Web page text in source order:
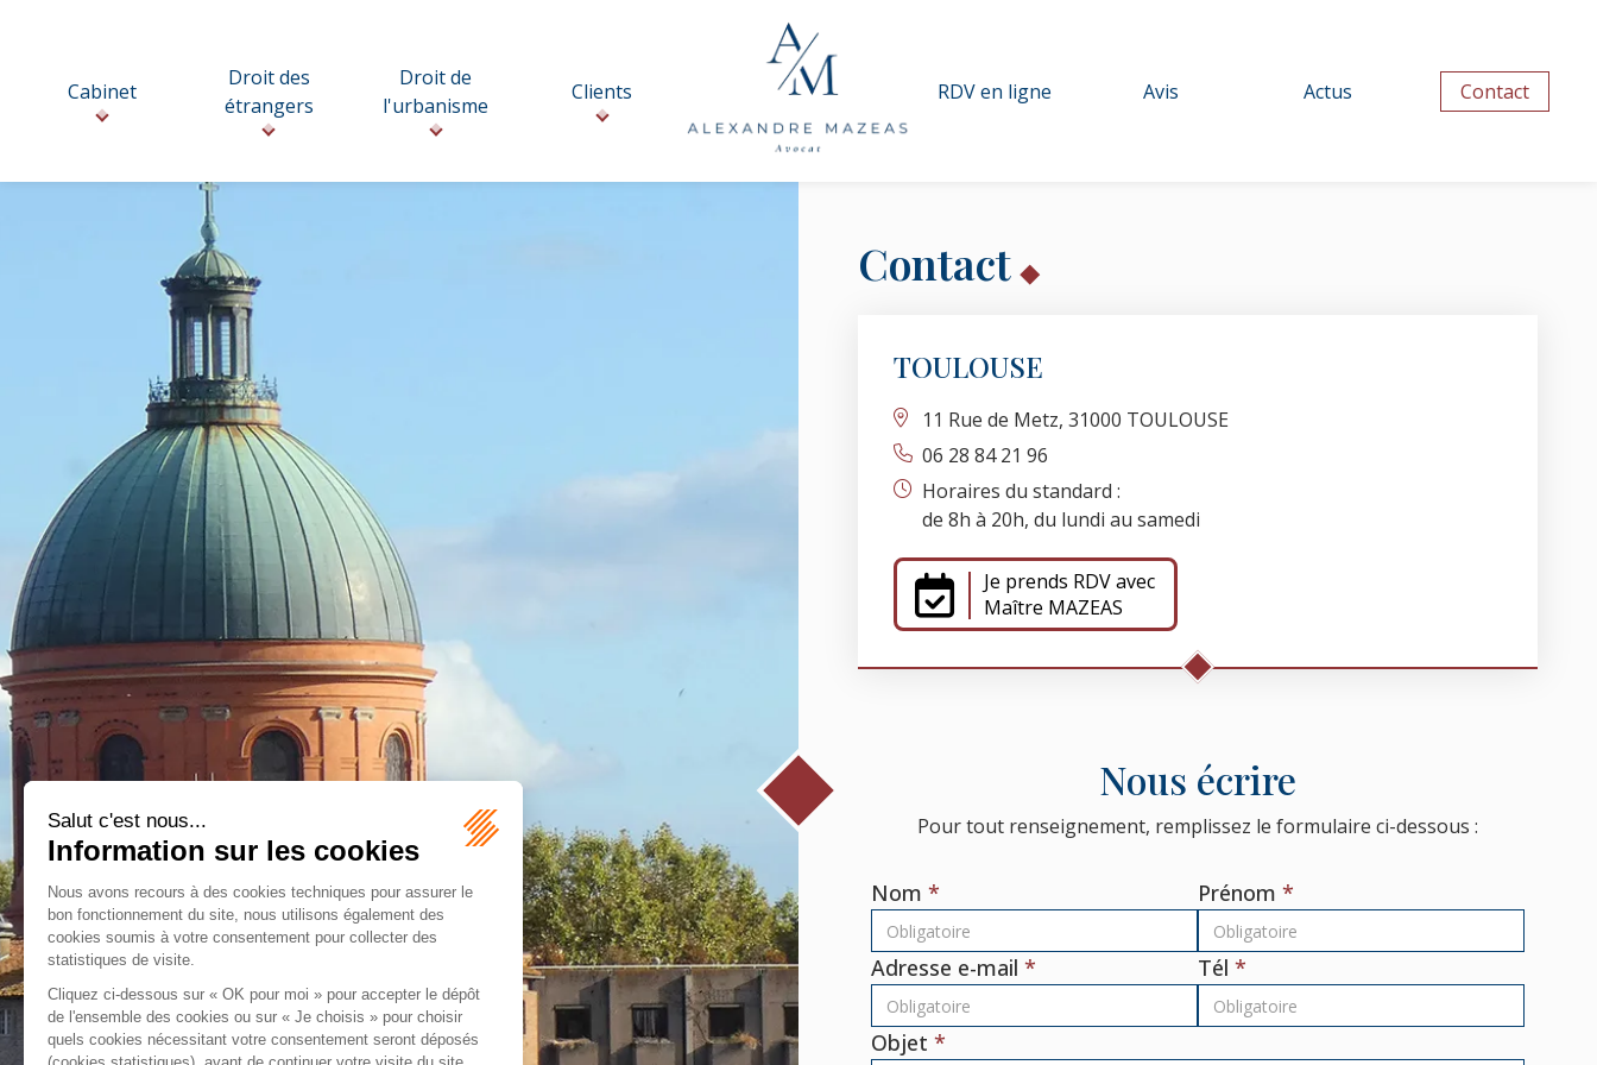
Cabinet
Droit des
étrangers
Droit de
l'urbanisme
Clients RDV en ligne Avis Actus Contact
Contact
TOULOUSE
11 Rue de Metz, 31000 TOULOUSE
06 28 84 21 96
Horaires du standard :
de 8h à 20h, du lundi au samedi
Je prends RDV avec
Maître MAZEAS
Nous écrire
Pour tout renseignement, remplissez le formulaire ci-dessous :
Nom Prénom
Adresse e-mail Tél
Objet